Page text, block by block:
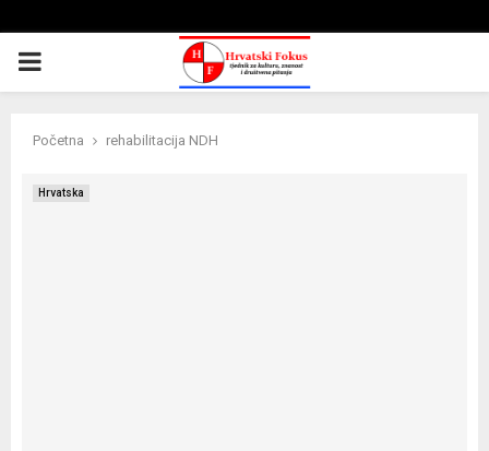
PRIMARY
Početna rehabilitacija NDH
Hrvatska